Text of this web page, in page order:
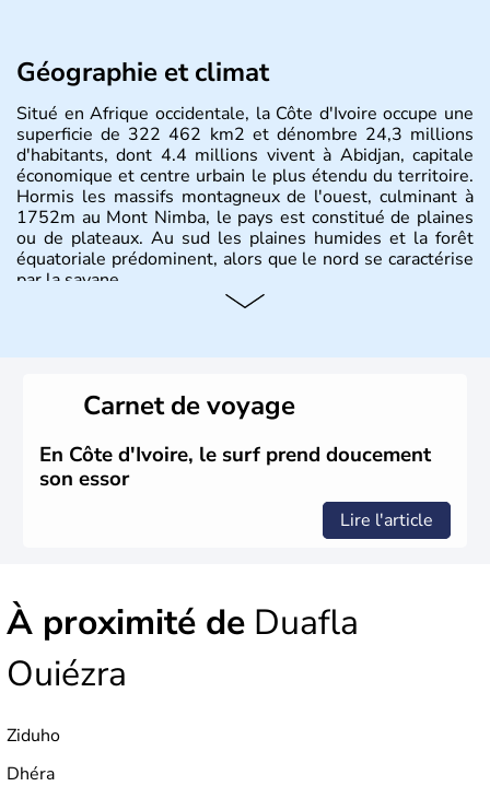
Géographie et climat
Situé en Afrique occidentale, la Côte d'Ivoire occupe une
superficie de 322 462 km2 et dénombre 24,3 millions
d'habitants, dont 4.4 millions vivent à Abidjan, capitale
économique et centre urbain le plus étendu du territoire.
Hormis les massifs montagneux de l'ouest, culminant à
1752m au Mont Nimba, le pays est constitué de plaines
ou de plateaux. Au sud les plaines humides et la forêt
équatoriale prédominent, alors que le nord se caractérise
par la savane.
Carnet de voyage
En Côte d'Ivoire, le surf prend doucement
son essor
Lire l'article
À proximité de Duafla
Ouiézra
Ziduho
Dhéra